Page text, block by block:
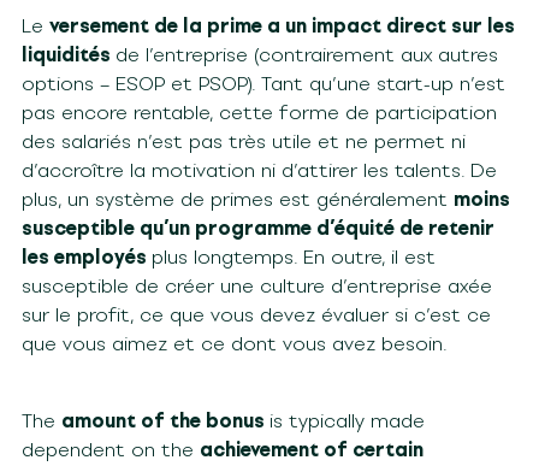
Le versement de la prime a un impact direct sur les
liquidités de l’entreprise (contrairement aux autres
options – ESOP et PSOP). Tant qu’une start-up n’est
pas encore rentable, cette forme de participation
des salariés n’est pas très utile et ne permet ni
d’accroître la motivation ni d’attirer les talents. De
plus, un système de primes est généralement moins
susceptible qu’un programme d’équité de retenir
les employés plus longtemps. En outre, il est
susceptible de créer une culture d’entreprise axée
sur le profit, ce que vous devez évaluer si c’est ce
que vous aimez et ce dont vous avez besoin.
The amount of the bonus is typically made
dependent on the achievement of certain